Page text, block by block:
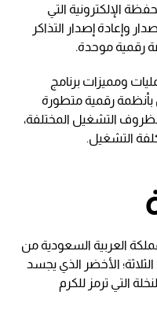
الإلكترونية التي
وإعادة إصدار التذاكر
رقمية موحدة.
ومميزات برنامج
بأنظمة رقمية متطورة
التشغيل المختلفة،
التشغيل.
العربية السعودية من
الأخضر الذي يجسد
التي ترمز للكرم